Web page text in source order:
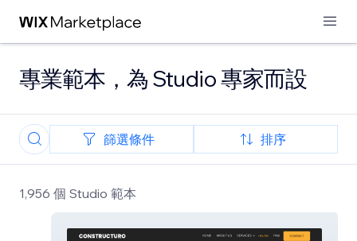
專業範本，為 Studio 專家而設
篩選條件 排序
1,956 個 Studio 範本